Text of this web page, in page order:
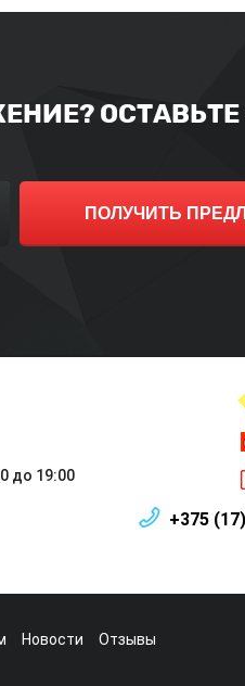
ПОЛУЧИТЬ
до 19:00
+375 (17)
Новости Отзывы